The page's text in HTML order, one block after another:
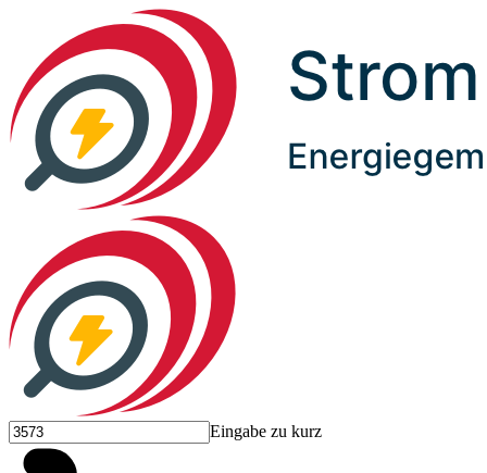
Eingabe zu kurz